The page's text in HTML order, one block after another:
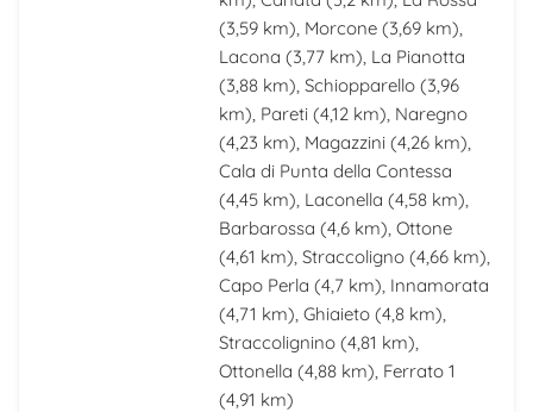
(3,59 km), Morcone (3,69 km),
Lacona (3,77 km), La Pianotta
(3,88 km), Schiopparello (3,96
km), Pareti (4,12 km), Naregno
(4,23 km), Magazzini (4,26 km),
Cala di Punta della Contessa
(4,45 km), Laconella (4,58 km),
Barbarossa (4,6 km), Ottone
(4,61 km), Straccoligno (4,66 km),
Capo Perla (4,7 km), Innamorata
(4,71 km), Ghiaieto (4,8 km),
Straccolignino (4,81 km),
Ottonella (4,88 km), Ferrato 1
(4,91 km)